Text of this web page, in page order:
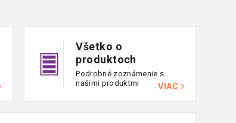
Všetko o
produktoch
Podrobné zoznámenie s
našimi produktmi
VIAC